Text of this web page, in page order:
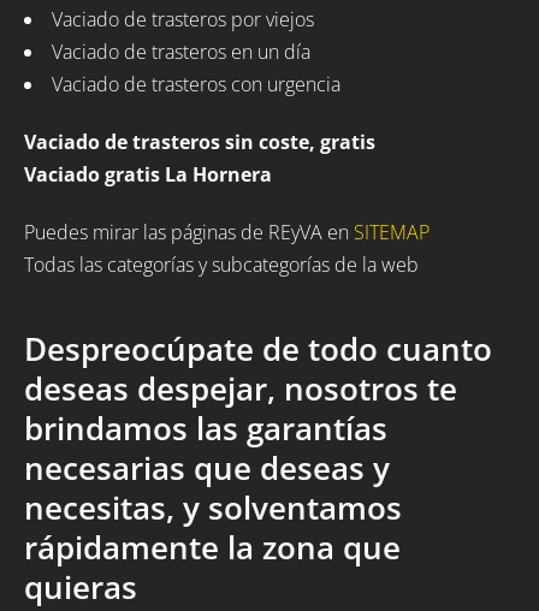
Vaciado de trasteros por viejos
Vaciado de trasteros en un día
Vaciado de trasteros con urgencia
Vaciado de trasteros sin coste, gratis
Vaciado gratis La Hornera
Puedes mirar las páginas de REyVA en SITEMAP
Todas las categorías y subcategorías de la web
Despreocúpate de todo cuanto
deseas despejar, nosotros te
brindamos las garantías
necesarias que deseas y
necesitas, y solventamos
rápidamente la zona que
quieras